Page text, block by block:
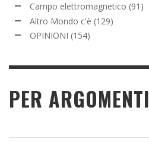
Campo elettromagnetico (91)
Altro Mondo c'è (129)
OPINIONI (154)
PER ARGOMENTI